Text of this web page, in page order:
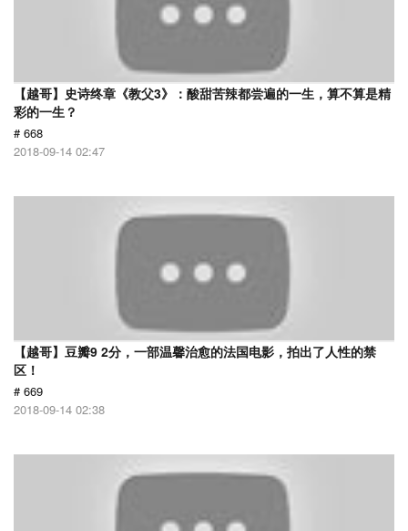
【越哥】史诗终章《教父3》：酸甜苦辣都尝遍的一生，算不算是精
彩的一生？
# 668
2018-09-14 02:47
【越哥】豆瓣9 2分，一部温馨治愈的法国电影，拍出了人性的禁
区！
# 669
2018-09-14 02:38